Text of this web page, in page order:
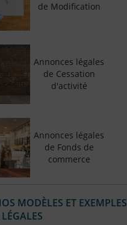
de Modification
Annonces légales
de Cessation
d'activité
Annonces légales
de Fonds de
commerce
MODÈLES ET EXEMPLES